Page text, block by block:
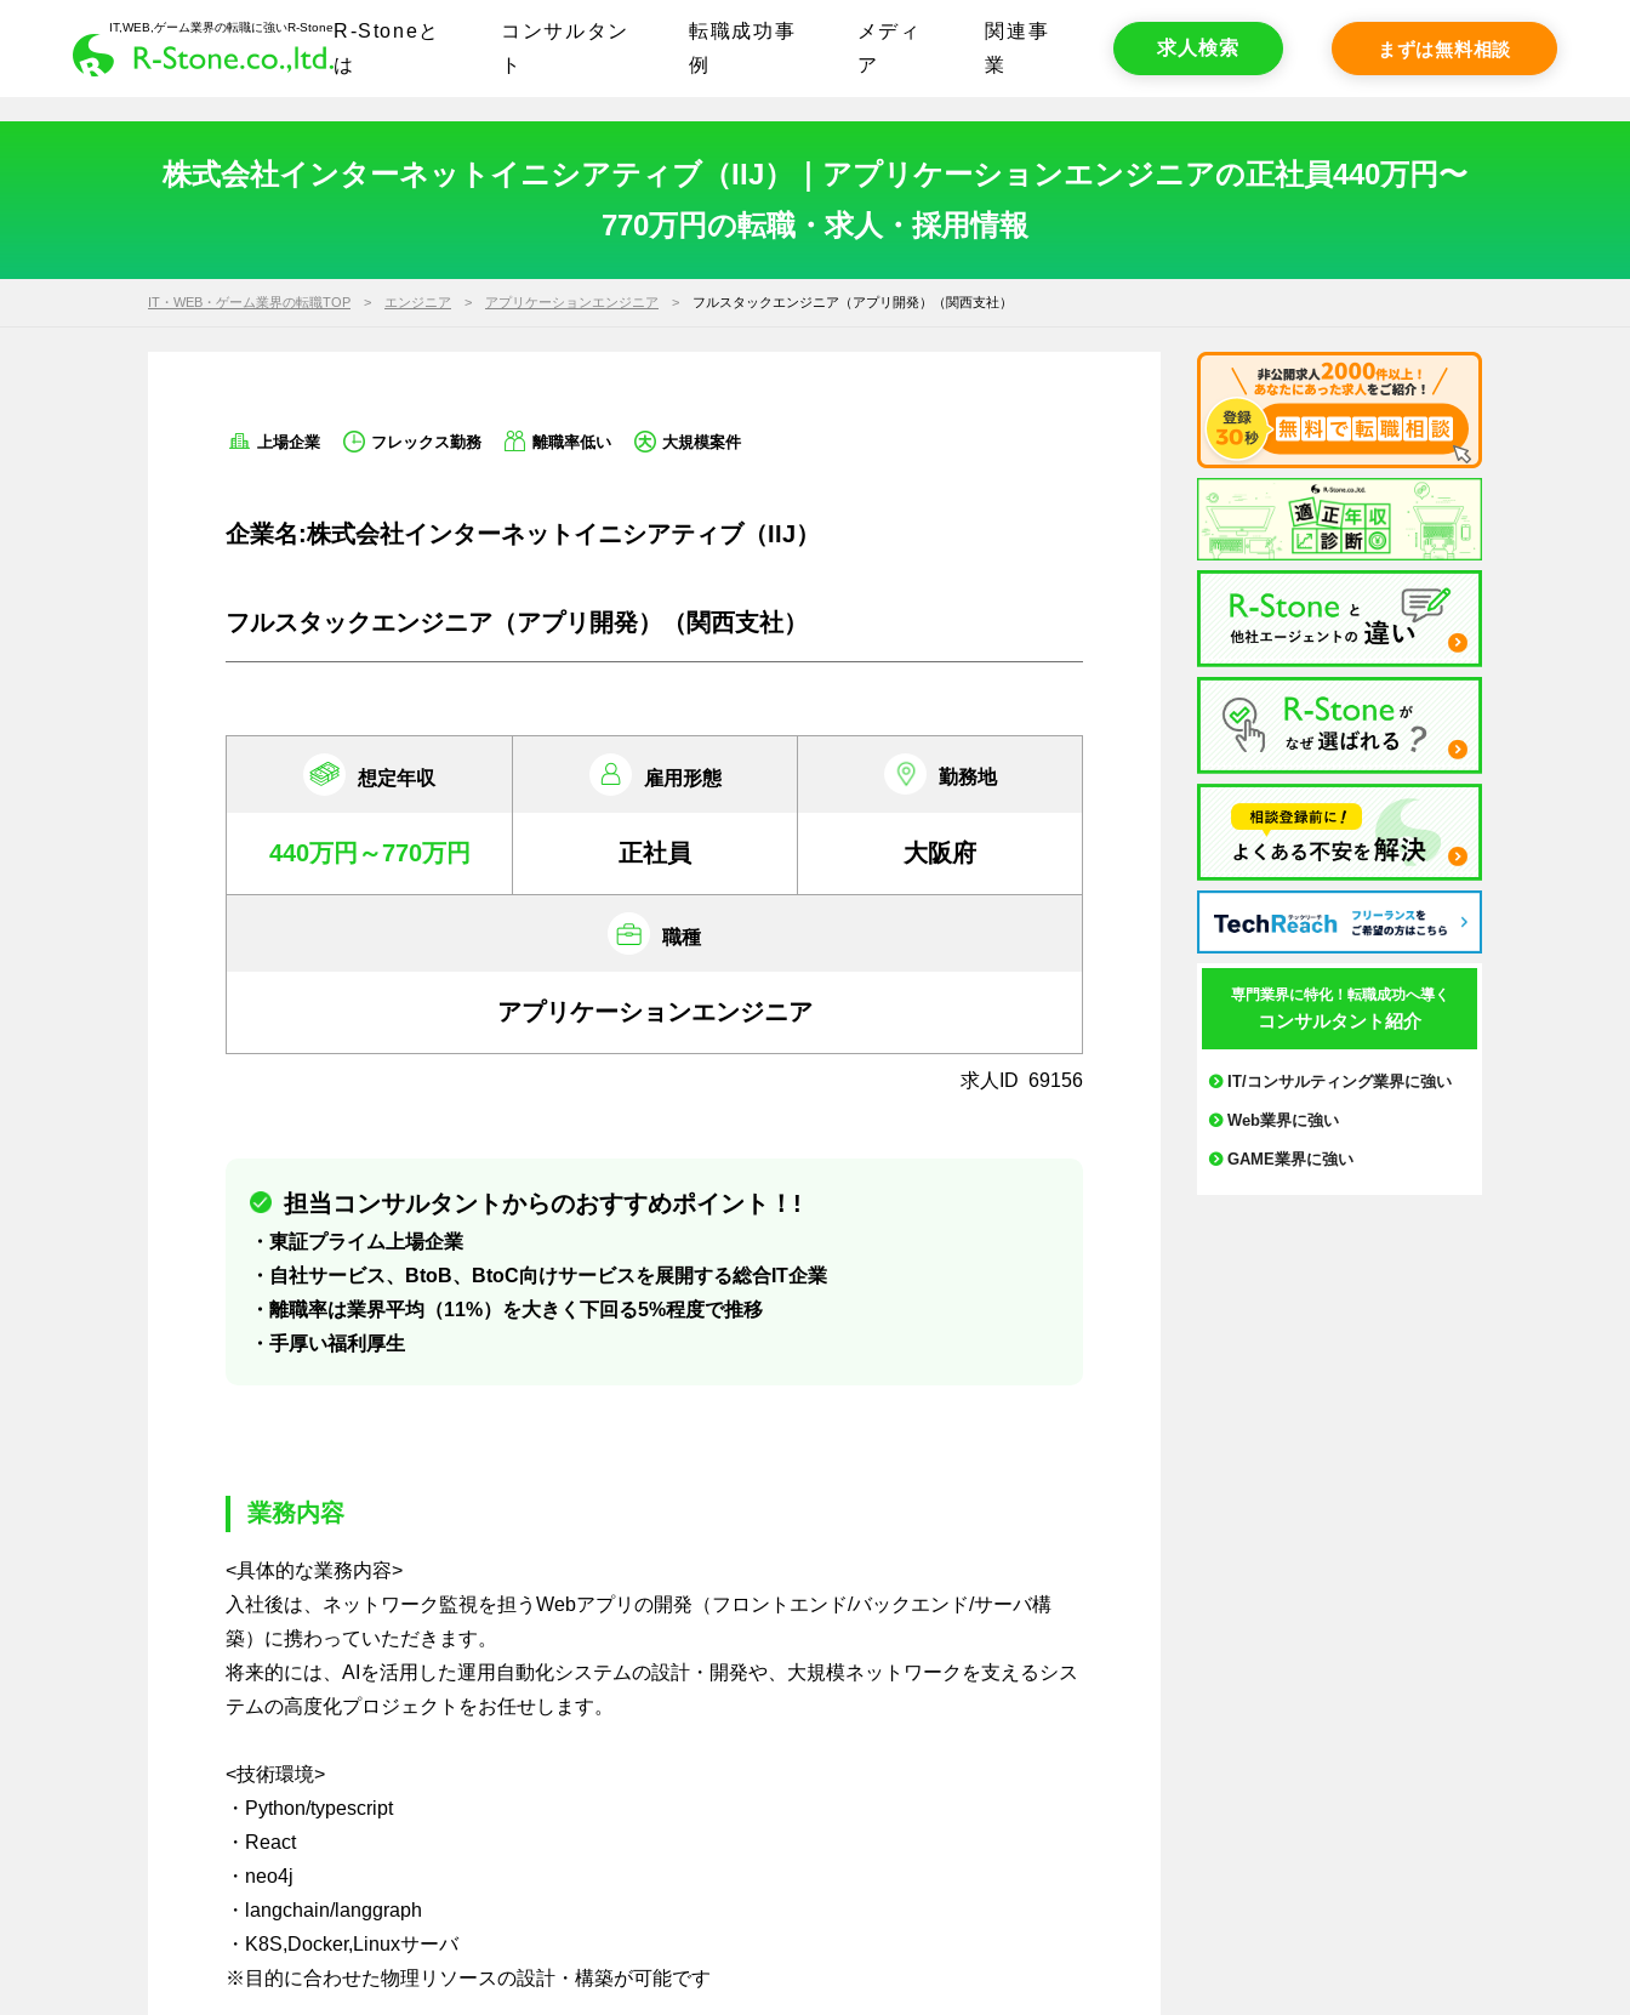
IT,WEB,ゲーム業界の転職に強いR-Stone R-Stoneと
は
コンサルタン
ト
転職成功事
例
メディ
ア
関連事
業
求人検索 まずは無料相談
株式会社インターネットイニシアティブ（IIJ）｜アプリケーションエンジニアの正社員440万円〜
770万円の転職・求人・採用情報
IT・WEB・ゲーム業界の転職TOP エンジニア アプリケーションエンジニア フルスタックエンジニア（アプリ開発）（関西支社）
上場企業 フレックス勤務 離職率低い 大規模案件
企業名:株式会社インターネットイニシアティブ（IIJ）
フルスタックエンジニア（アプリ開発）（関西支社）
想定年収 雇用形態 勤務地
440万円～770万円 正社員 大阪府
職種
アプリケーションエンジニア
求人ID 69156
担当コンサルタントからのおすすめポイント！!
・東証プライム上場企業
・自社サービス、BtoB、BtoC向けサービスを展開する総合IT企業
・離職率は業界平均（11%）を大きく下回る5%程度で推移
・手厚い福利厚生
業務内容
<具体的な業務内容>
入社後は、ネットワーク監視を担うWebアプリの開発（フロントエンド/バックエンド/サーバ構
築）に携わっていただきます。
将来的には、AIを活用した運用自動化システムの設計・開発や、大規模ネットワークを支えるシス
テムの高度化プロジェクトをお任せします。
<技術環境>
・Python/typescript
・React
・neo4j
・langchain/langgraph
・K8S,Docker,Linuxサーバ
※目的に合わせた物理リソースの設計・構築が可能です
専門業界に特化！転職成功へ導く
コンサルタント紹介
IT/コンサルティング業界に強い
Web業界に強い
GAME業界に強い